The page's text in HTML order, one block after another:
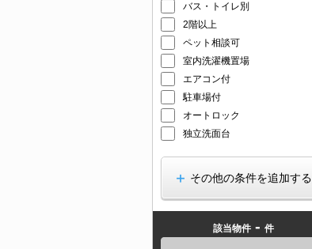
バス・トイレ別
2階以上
ペット相談可
室内洗濯機置場
エアコン付
駐車場付
オートロック
独立洗面台
その他の条件を追加する
該当物件 - 件